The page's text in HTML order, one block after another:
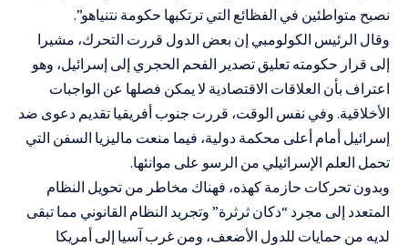
نصبح متواطئين في الفظائع التي ترتكبها حكومة نتنياهو”.
وقال الرئيس الكولومبي إن بعض الدول قررت التحرك، مشيرا
إلى قرار حكومته تعليق تصدير الفحم الحجري إلى إسرائيل، وهو
اعتراف بأن العلاقات الاقتصادية لا يمكن فصلها عن الواجبات
الأخلاقية. وفي نفس الوقت، قررت جنوب أفريقيا تقديم دعوى ضد
إسرائيل أمام أعلى محكمة دولية، فيما منعت ماليزيا السفن التي
تحمل العلم الإسرائيلي من الرسو على موانئها.
وبدون تحركات حازمة كهذه، فهناك مخاطر من تحويل النظام
المتعدد إلى مجرد “دكان ثرثرة” وتجريد النظام القانوني مما تبقى
لديه من حمايات للدول الأضعف، ومن غرب آسيا إلى أمريكا